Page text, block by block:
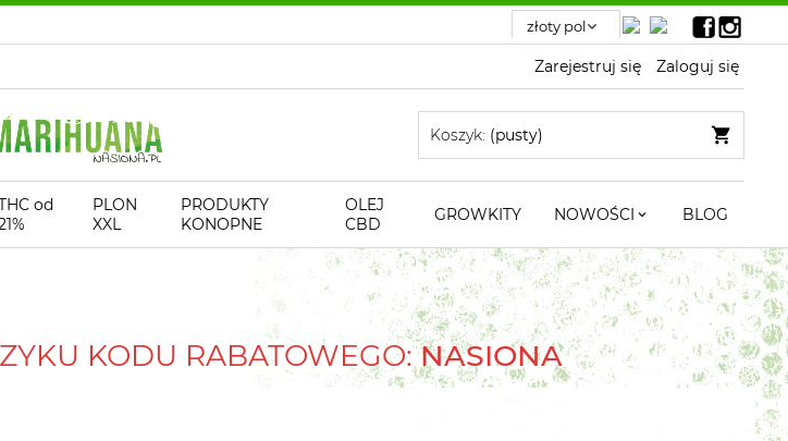
Zarejestruj się Zaloguj się
Koszyk: (pusty)
od
PLON
XXL
PRODUKTY
KONOPNE
OLEJ
CBD
GROWKITY NOWOŚCI BLOG
KODU RABATOWEGO:NASIONA